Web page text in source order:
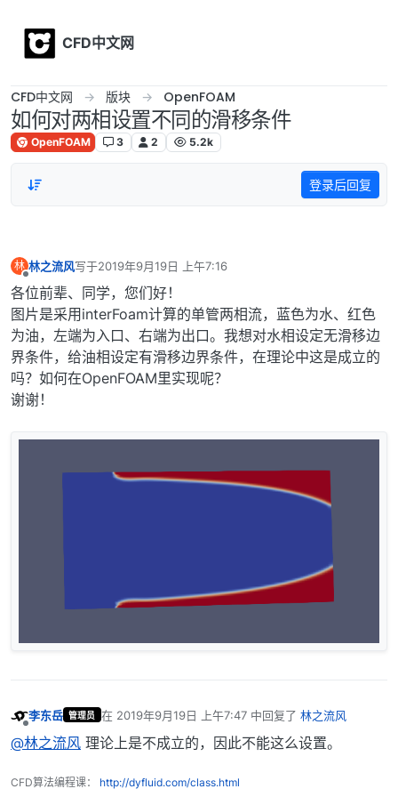
CFD中文网
CFD中文网 版块 OpenFOAM
如何对两相设置不同的滑移条件
OpenFOAM 3 2 5.2k
登录后回复
林
离线
林之流风写于2019年9月19日 上午7:16
最后由 编辑
各位前辈、同学，您们好！
图片是采用interFoam计算的单管两相流，蓝色为水、红色
为油，左端为入口、右端为出口。我想对水相设定无滑移边
界条件，给油相设定有滑移边界条件，在理论中这是成立的
吗？如何在OpenFOAM里实现呢？
谢谢！
李东岳 管理员 在 2019年9月19日 上午7:47中回复了 林之流风
最后由 编辑
@林之流风 理论上是不成立的，因此不能这么设置。
CFD算法编程课： http://dyfluid.com/class.html